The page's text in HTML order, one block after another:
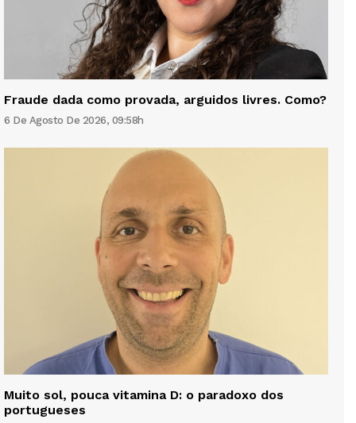
Fraude dada como provada, arguidos livres. Como?
6 De Agosto De 2026, 09:58h
Muito sol, pouca vitamina D: o paradoxo dos
portugueses